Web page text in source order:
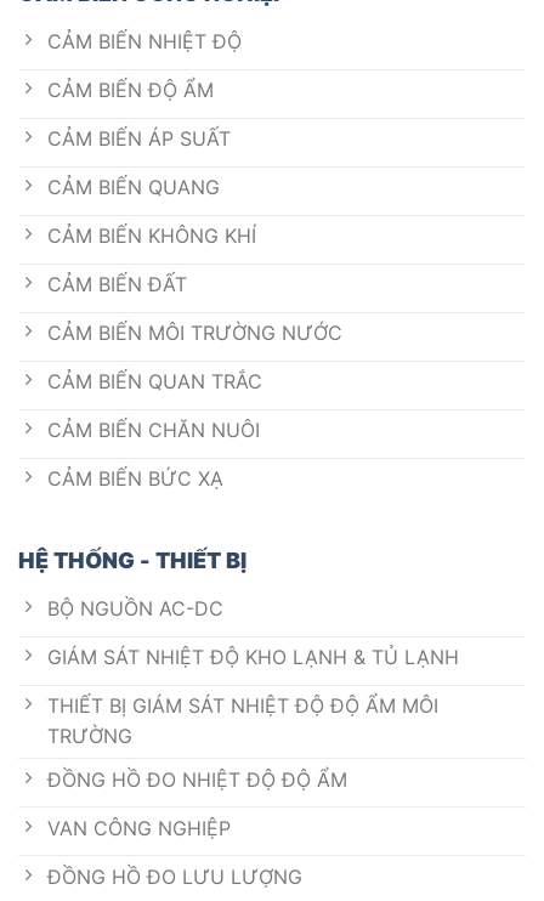
CẢM BIẾN NHIỆT ĐỘ
CẢM BIẾN ĐỘ ẨM
CẢM BIẾN ÁP SUẤT
CẢM BIẾN QUANG
CẢM BIẾN KHÔNG KHÍ
CẢM BIẾN ĐẤT
CẢM BIẾN MÔI TRƯỜNG NƯỚC
CẢM BIẾN QUAN TRẮC
CẢM BIẾN CHĂN NUÔI
CẢM BIẾN BỨC XẠ
HỆ THỐNG - THIẾT BỊ
BỘ NGUỒN AC-DC
GIÁM SÁT NHIỆT ĐỘ KHO LẠNH & TỦ LẠNH
THIẾT BỊ GIÁM SÁT NHIỆT ĐỘ ĐỘ ẨM MÔI
TRƯỜNG
ĐỒNG HỒ ĐO NHIỆT ĐỘ ĐỘ ẨM
VAN CÔNG NGHIỆP
ĐỒNG HỒ ĐO LƯU LƯỢNG